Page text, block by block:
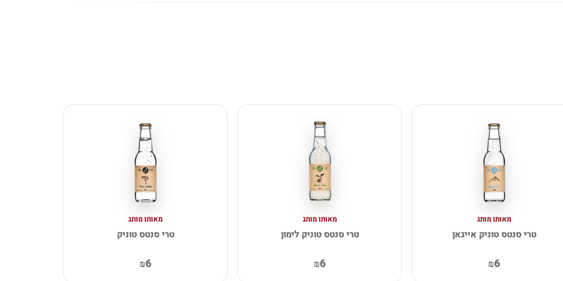
מאותו מותג
טרי סנטס טוניק אייגאן
₪6
מאותו מותג
טרי סנטס טוניק לימון
₪6
מאותו מותג
טרי סנטס טוניק
₪6